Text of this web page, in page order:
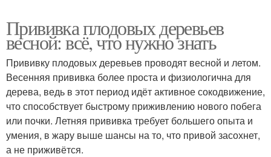
Прививка плодовых деревьев
весной: всё, что нужно знать
Прививку плодовых деревьев проводят весной и летом.
Весенняя прививка более проста и физиологична для
дерева, ведь в этот период идёт активное сокодвижение,
что способствует быстрому приживлению нового побега
или почки. Летняя прививка требует большего опыта и
умения, в жару выше шансы на то, что привой засохнет,
а не приживётся.